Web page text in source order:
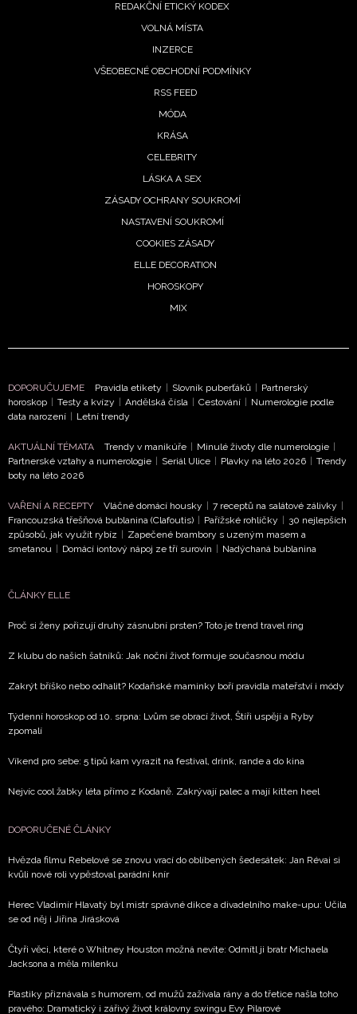
REDAKČNÍ ETICKÝ KODEX
VOLNÁ MÍSTA
INZERCE
VŠEOBECNÉ OBCHODNÍ PODMÍNKY
RSS FEED
MÓDA
KRÁSA
CELEBRITY
LÁSKA A SEX
ZÁSADY OCHRANY SOUKROMÍ
NASTAVENÍ SOUKROMÍ
COOKIES ZÁSADY
ELLE DECORATION
HOROSKOPY
MIX
DOPORUČUJEME Pravidla etikety Slovník puberťáků
Partnerský
horoskop
Testy a kvízy Andělská čísla Cestování
Numerologie podle
data narození
Letní trendy
AKTUÁLNÍ TÉMATA Trendy v manikúře Minulé životy dle numerologie
Partnerské vztahy a numerologie
Seriál Ulice Plavky na léto 2026
Trendy
boty na léto 2026
VAŘENÍ A RECEPTY Vláčné domácí housky 7 receptů na salátové zálivky
Francouzská třešňová bublanina (Clafoutis)
Pařížské rohlíčky
30 nejlepších
způsobů, jak využít rybíz
Zapečené brambory s uzeným masem a
smetanou
Domácí iontový nápoj ze tří surovin Nadýchaná bublanina
ČLÁNKY ELLE
Proč si ženy pořizují druhý zásnubní prsten? Toto je trend travel ring
Z klubu do našich šatníků: Jak noční život formuje současnou módu
Zakrýt bříško nebo odhalit? Kodaňské maminky boří pravidla mateřství i módy
Týdenní horoskop od 10. srpna: Lvům se obrací život, Štíři uspějí a Ryby
zpomalí
Víkend pro sebe: 5 tipů kam vyrazit na festival, drink, rande a do kina
Nejvíc cool žabky léta přímo z Kodaně. Zakrývají palec a mají kitten heel
DOPORUČENÉ ČLÁNKY
Hvězda filmu Rebelové se znovu vrací do oblíbených šedesátek: Jan Révai si
kvůli nové roli vypěstoval parádní knír
Herec Vladimír Hlavatý byl mistr správné dikce a divadelního make-upu: Učila
se od něj i Jiřina Jirásková
Čtyři věci, které o Whitney Houston možná nevíte: Odmítl ji bratr Michaela
Jacksona a měla milenku
Plastiky přiznávala s humorem, od mužů zažívala rány a do třetice našla toho
pravého: Dramatický i zářivý život královny swingu Evy Pilarové